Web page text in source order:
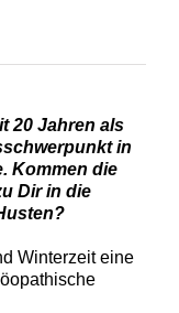
20 Jahren als
in
Kommen die
Dir in die
Winterzeit eine